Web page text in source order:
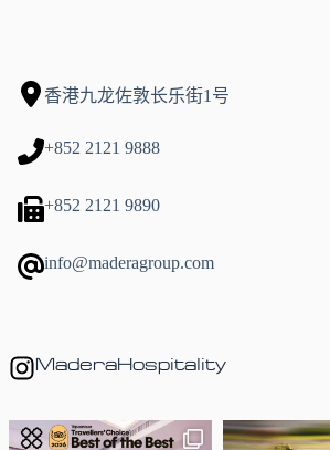
香港九龙佐敦长乐街1号
+852 2121 9888
+852 2121 9890
info@maderagroup.com
MaderaHospitality